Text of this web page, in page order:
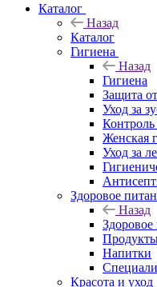
Каталог
Назад
Каталог
Гигиена
Назад
Гигиена
Защита
Уход за
Контроль
Женская
Уход за
Здоровое
Назад
Здоровое
Напитки
Красота и уход